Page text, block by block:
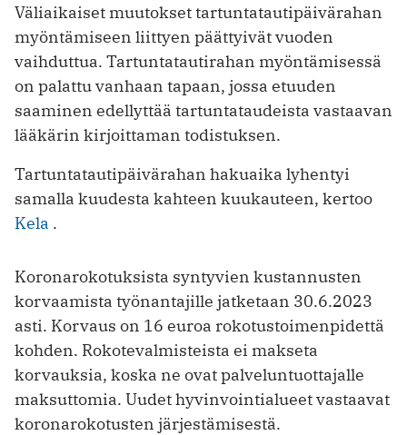
Väliaikaiset muutokset tartuntatautipäivärahan
myöntämiseen liittyen päättyivät vuoden
vaihduttua. Tartuntatautirahan myöntämisessä
on palattu vanhaan tapaan, jossa etuuden
saaminen edellyttää tartuntataudeista vastaavan
lääkärin kirjoittaman todistuksen.
Tartuntatautipäivärahan hakuaika lyhentyi
samalla kuudesta kahteen kuukauteen, kertoo
Kela .
Koronarokotuksista syntyvien kustannusten
korvaamista työnantajille jatketaan 30.6.2023
asti. Korvaus on 16 euroa rokotustoimenpidettä
kohden. Rokotevalmisteista ei makseta
korvauksia, koska ne ovat palveluntuottajalle
maksuttomia. Uudet hyvinvointialueet vastaavat
koronarokotusten järjestämisestä.